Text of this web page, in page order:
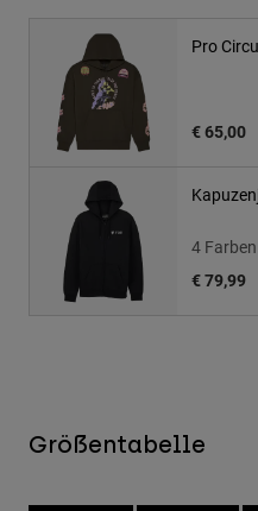
Pro
€ 65,00
4
€ 79,99
Größentabelle